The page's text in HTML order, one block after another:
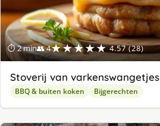
⏱ 2 min👥 4★★★★★ 4.57 (28)
Stoverij van varkenswangetjes
BBQ & buiten koken Bijgerechten